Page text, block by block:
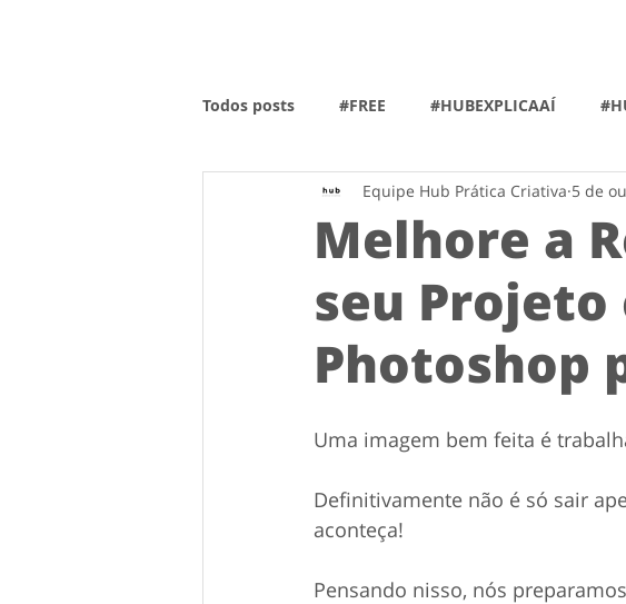
Todos posts #FREE #HUBEXPLICAAÍ
Melhore a
seu Projeto
Photoshop
Equipe Hub Prática Criativa 5 de
Uma imagem bem feita é
Definitivamente não é só sair
aconteça!
Pensando nisso, nós